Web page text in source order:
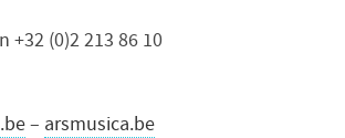
+32 (0)2 213 86 10
– arsmusica.be